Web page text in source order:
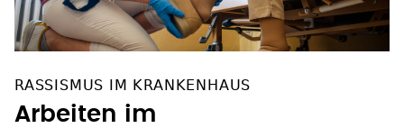
RASSISMUS IM KRANKENHAUS
Arbeiten im